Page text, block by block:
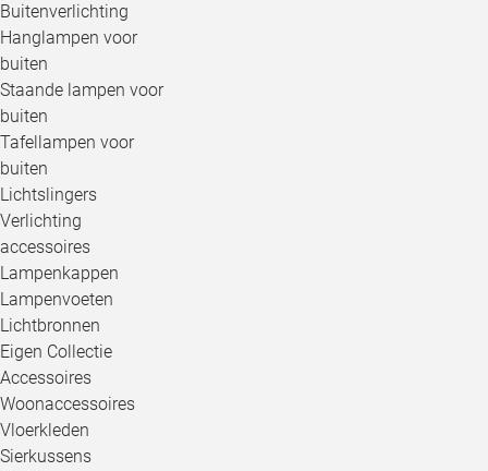
Buitenverlichting
Hanglampen voor
buiten
Staande lampen voor
buiten
Tafellampen voor
buiten
Lichtslingers
Verlichting
accessoires
Lampenkappen
Lampenvoeten
Lichtbronnen
Eigen Collectie
Accessoires
Woonaccessoires
Vloerkleden
Sierkussens